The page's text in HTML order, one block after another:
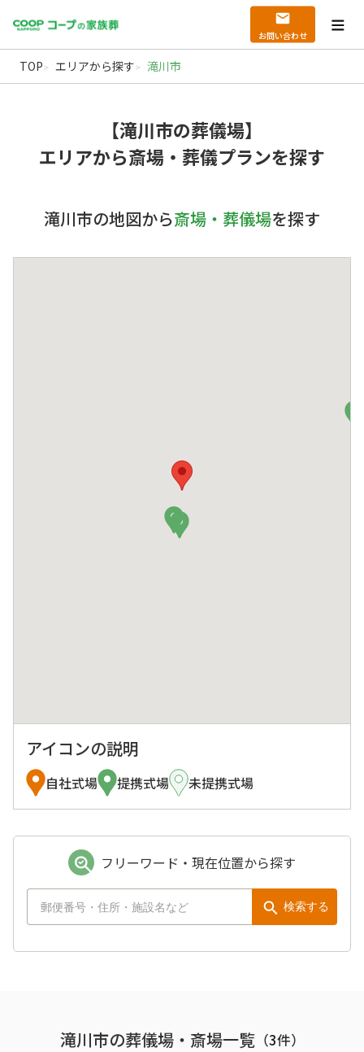
お問い合わせ
TOP エリアから探す 滝川市
【滝川市の葬儀場】
エリアから斎場・葬儀プランを探す
滝川市の地図から斎場・葬儀場を探す
アイコンの説明
自社式場 提携式場 未提携式場
フリーワード・現在位置から探す
検索する
滝川市の葬儀場・斎場一覧（3件）